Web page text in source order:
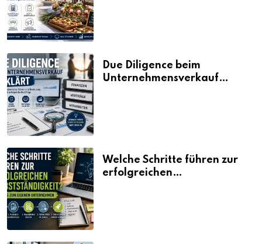
Due Diligence beim
Unternehmensverkauf
Welche Schritte führen zur
erfolgreichen